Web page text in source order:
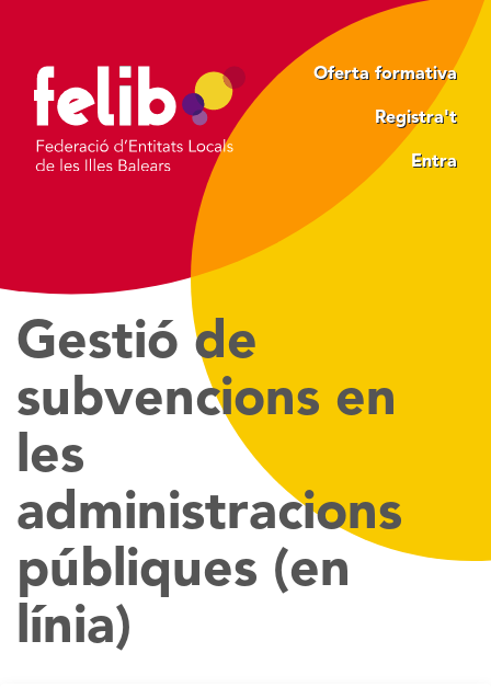
contingut
Oferta formativa
Registra't
Entra
Gestió de
subvencions en
les
administracions
públiques (en
línia)